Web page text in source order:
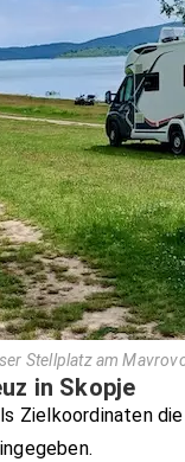
Stellplatz am
in Skopje
Zielkoordinaten